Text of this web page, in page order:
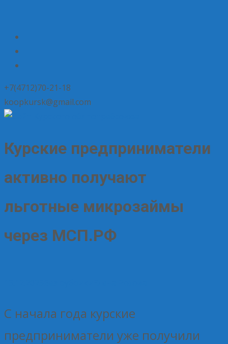
+7(4712)70-21-18
koopkursk@gmail.com
Курские предприниматели
активно получают
льготные микрозаймы
через МСП.РФ
С начала года курские
предприниматели уже получили